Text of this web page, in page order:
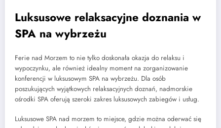
Luksusowe relaksacyjne doznania w
SPA na wybrzeżu
Ferie nad Morzem to nie tylko doskonała okazja do relaksu i
wypoczynku, ale również idealny moment na zorganizowanie
konferencji w luksusowym SPA na wybrzeżu. Dla osób
poszukujących wyjątkowych relaksacyjnych doznań, nadmorskie
ośrodki SPA oferują szeroki zakres luksusowych zabiegów i usług.
Luksusowe SPA nad morzem to miejsce, gdzie można oderwać się